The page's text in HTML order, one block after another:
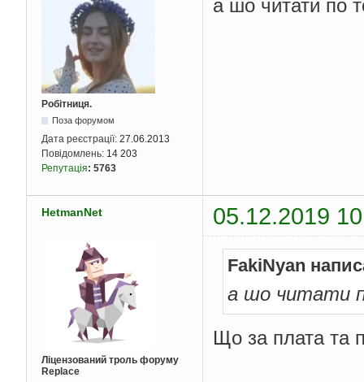
Робітниця.
Поза форумом
Дата реєстрації: 27.06.2013
Повідомлень: 14 203
Репутація: 5763
а шо читати по
HetmanNet 05.12.2019
Ліцензований троль форуму
Replace
FakiNyan
а шо читати
Що за плата та